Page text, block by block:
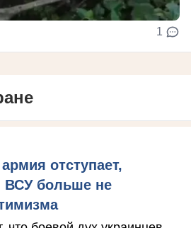
1
отступает,
ВСУ больше не